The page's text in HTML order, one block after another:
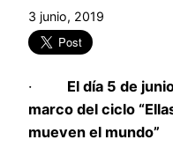
3 junio, 2019
· El día 5 de
marco del ciclo
mueven el mundo”